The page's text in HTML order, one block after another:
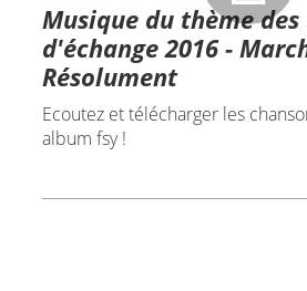
Musique du thème
d'échange 2016 -
Résolument
Ecoutez et télécharger les
album fsy !